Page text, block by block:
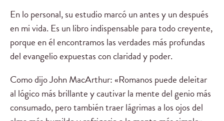
En lo personal, su estudio marcó un antes y un después
en mi vida. Es un libro indispensable para todo creyente,
porque en él encontramos las verdades más profundas
del evangelio expuestas con claridad y poder.
Como dijo John MacArthur: «Romanos puede deleitar
al lógico más brillante y cautivar la mente del genio más
consumado, pero también traer lágrimas a los ojos del